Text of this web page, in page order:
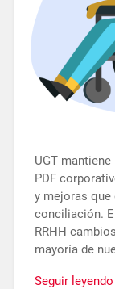
UGT
PDF
y mejoras que
conciliación.
RRHH
mayoría de
Seguir